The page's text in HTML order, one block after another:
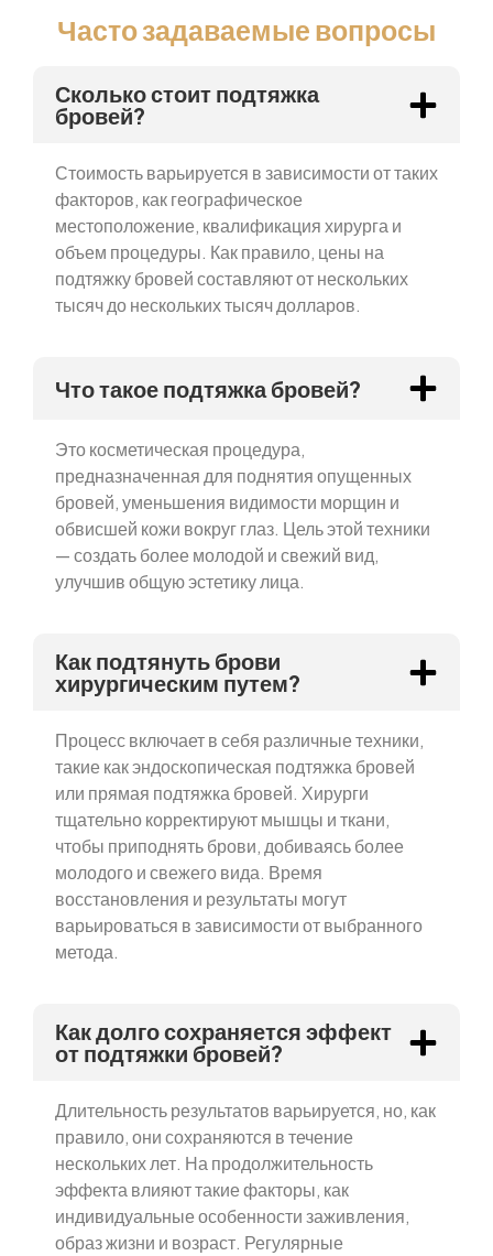
Часто задаваемые вопросы
Сколько стоит подтяжка
бровей?
Стоимость варьируется в зависимости от таких
факторов, как географическое
местоположение, квалификация хирурга и
объем процедуры. Как правило, цены на
подтяжку бровей составляют от нескольких
тысяч до нескольких тысяч долларов.
Что такое подтяжка бровей?
Это косметическая процедура,
предназначенная для поднятия опущенных
бровей, уменьшения видимости морщин и
обвисшей кожи вокруг глаз. Цель этой техники
— создать более молодой и свежий вид,
улучшив общую эстетику лица.
Как подтянуть брови
хирургическим путем?
Процесс включает в себя различные техники,
такие как эндоскопическая подтяжка бровей
или прямая подтяжка бровей. Хирурги
тщательно корректируют мышцы и ткани,
чтобы приподнять брови, добиваясь более
молодого и свежего вида. Время
восстановления и результаты могут
варьироваться в зависимости от выбранного
метода.
Как долго сохраняется эффект
от подтяжки бровей?
Длительность результатов варьируется, но, как
правило, они сохраняются в течение
нескольких лет. На продолжительность
эффекта влияют такие факторы, как
индивидуальные особенности заживления,
образ жизни и возраст. Регулярные